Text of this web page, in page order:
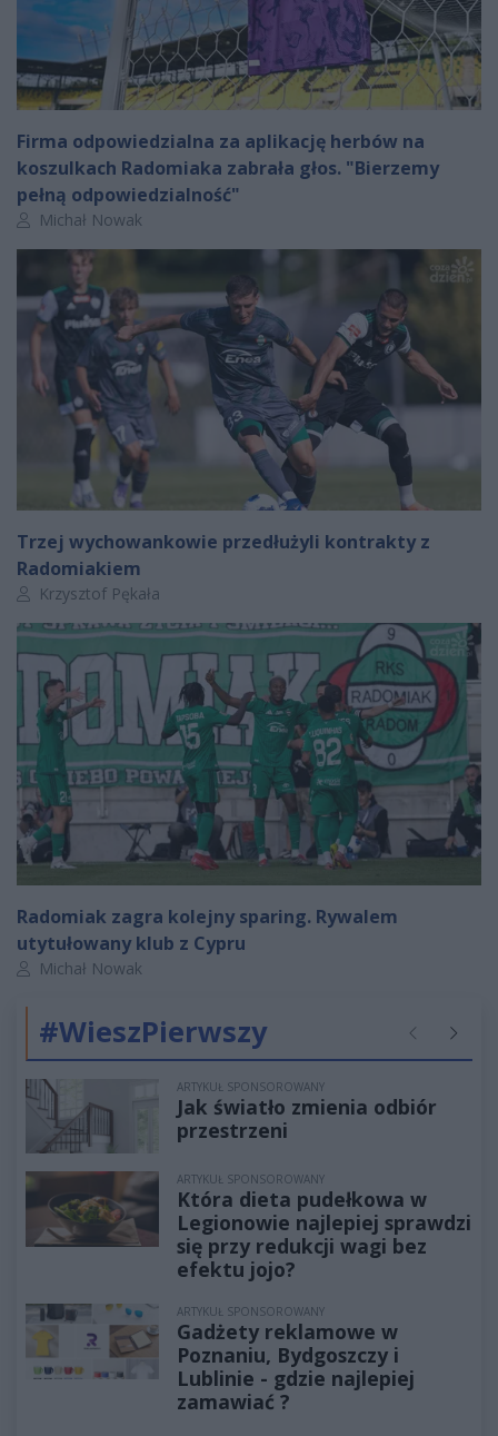
Firma odpowiedzialna za aplikację herbów na
koszulkach Radomiaka zabrała głos. "Bierzemy
pełną odpowiedzialność"
Autor artykułu:
Michał Nowak
Trzej wychowankowie przedłużyli kontrakty z
Radomiakiem
Autor artykułu:
Krzysztof Pękała
Radomiak zagra kolejny sparing. Rywalem
utytułowany klub z Cypru
Autor artykułu:
Michał Nowak
#WieszPierwszy Poprzednie
ARTYKUŁ SPONSOROWANY
Jak światło zmienia odbiór
przestrzeni
ARTYKUŁ SPONSOROWANY
Która dieta pudełkowa w
Legionowie najlepiej sprawdzi
się przy redukcji wagi bez
efektu jojo?
ARTYKUŁ SPONSOROWANY
Gadżety reklamowe w
Poznaniu, Bydgoszczy i
Lublinie - gdzie najlepiej
zamawiać ?